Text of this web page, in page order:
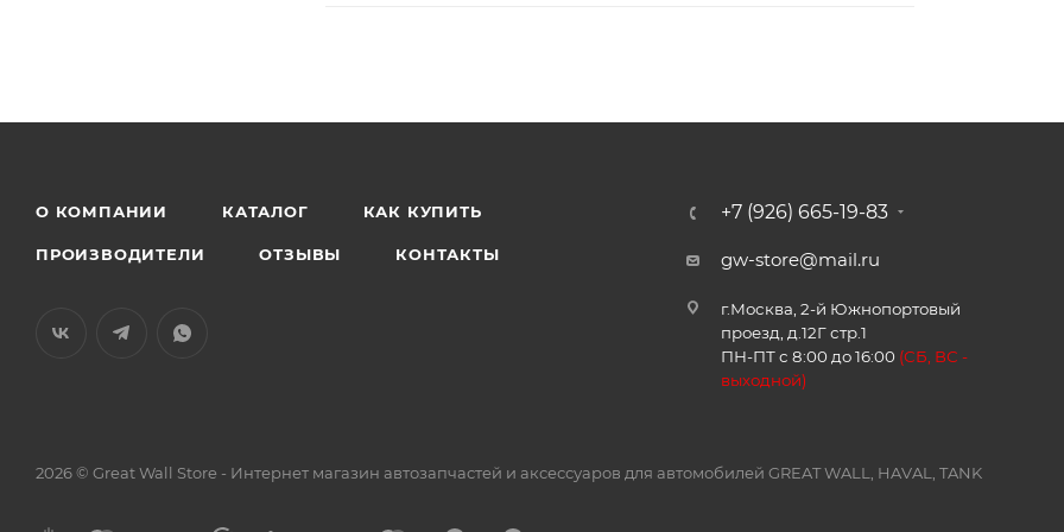
О КОМПАНИИ КАТАЛОГ КАК КУПИТЬ
ПРОИЗВОДИТЕЛИ ОТЗЫВЫ КОНТАКТЫ
+7 (926) 665-19-83
gw-store@mail.ru
г.Москва, 2-й Южнопортовый
проезд, д.12Г стр.1
ПН-ПТ с 8:00 до 16:00 (СБ, ВС -
выходной)
2026 © Great Wall Store - Интернет магазин автозапчастей и аксессуаров для автомобилей GREAT WALL, HAVAL, TANK